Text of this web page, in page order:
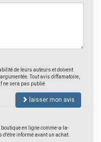
de leurs auteurs et doivent
Tout avis diffamatoire,
ne sera pas publié
laisser mon avis
en ligne comme-a-la-
d'être informé avant un achat.